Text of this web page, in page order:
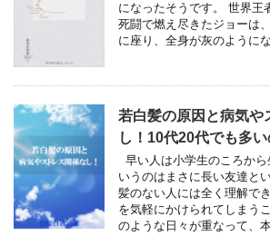
になったそうです。 世界王
死闘で燃え尽きたジョーは
に座り、全身が灰のように
若白髪の原因と病気や
し！10代20代でも多
早い人は小学生のころか
いうのはまさに長い友達と
髪のない人には全く理解で
を気軽にかけられてしまう
のような日々が重なって、